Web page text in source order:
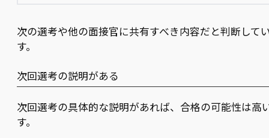
次の選考や他の面接官に共有すべき内容だと判断して
す。
次回選考の説明がある
次回選考の具体的な説明があれば、合格の可能性は高
す。